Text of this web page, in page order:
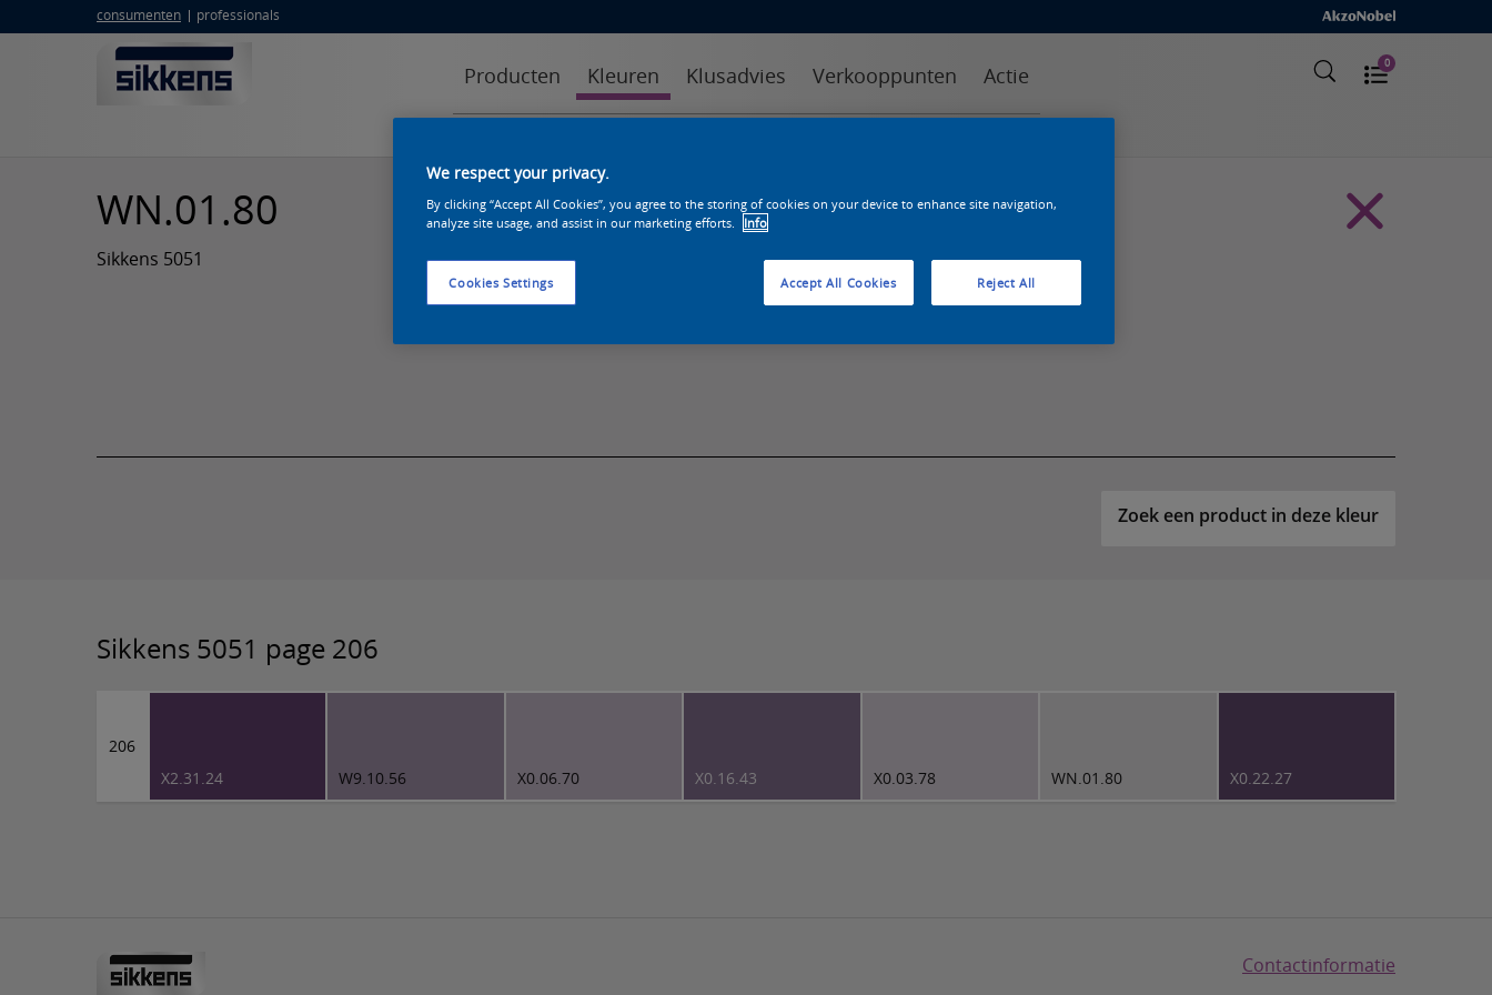
consumenten professionals
Producten Kleuren Klusadvies Verkooppunten Actie 0
WN.01.80
Sikkens 5051
Zoek een product in deze kleur
Sikkens 5051 page 206
206
X2.31.24
W9.10.56 X0.06.70 X0.16.43 X0.03.78 WN.01.80 X0.22.27
Contactinformatie
We respect your privacy.
By clicking “Accept All Cookies”, you agree to the storing of cookies on your device to enhance site navigation,
analyze site usage, and assist in our marketing efforts.
Info
Cookies Settings Reject All
Accept All Cookies